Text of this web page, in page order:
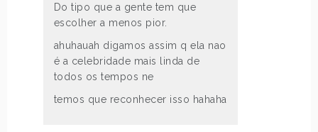
Do tipo que a gente tem que
escolher a menos pior.
ahuhauah digamos assim q ela nao
é a celebridade mais linda de
todos os tempos ne
temos que reconhecer isso hahaha